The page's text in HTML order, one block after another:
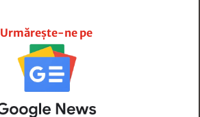
Urmărește-ne pe